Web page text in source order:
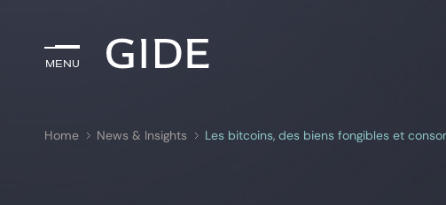
Menu
Menu
Home News & Insights Les bitcoins, des biens fongibles et